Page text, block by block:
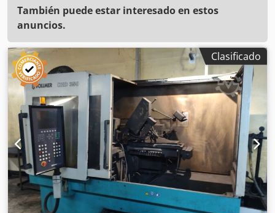
También puede estar interesado en estos
anuncios.
Clasificado